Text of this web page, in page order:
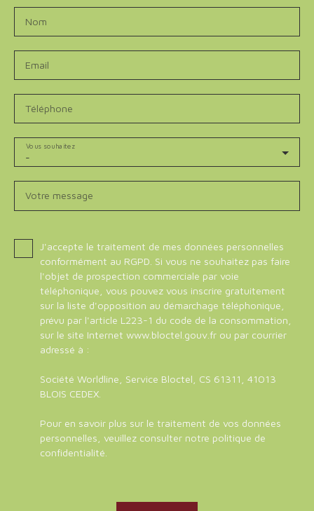
Nom
Email
Téléphone
-
Vous souhaitez
Votre message
J'accepte le traitement de mes données personnelles
conformément au RGPD. Si vous ne souhaitez pas faire
l'objet de prospection commerciale par voie
téléphonique, vous pouvez vous inscrire gratuitement
sur la liste d'opposition au démarchage téléphonique,
prévu par l'article L223-1 du code de la consommation,
sur le site Internet www.bloctel.gouv.fr ou par courrier
adressé à :
Société Worldline, Service Bloctel, CS 61311, 41013
BLOIS CEDEX.
Pour en savoir plus sur le traitement de vos données
personnelles, veuillez consulter notre politique de
confidentialité